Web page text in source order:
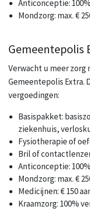
Anticonceptie:
Mondzorg: max. €
Gemeentepolis
Verwacht u meer zorg
Gemeentepolis Extra.
vergoedingen:
Basispakket:
ziekenhuis,
Fysiotherapie of
Bril of
Anticonceptie:
Mondzorg: max. €
Medicijnen: € 150
Kraamzorg: 100%